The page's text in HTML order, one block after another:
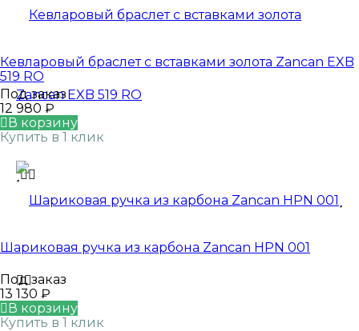
Кевларовый браслет с вставками золота Zancan EXB
519 RO
Под заказ
12 980 ₽
В корзину
Купить в 1 клик
Шариковая ручка из карбона Zancan HPN 001
Под заказ
13 130 ₽
В корзину
Купить в 1 клик